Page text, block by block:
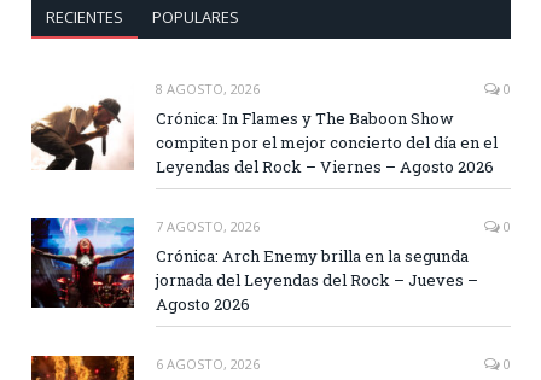
RECIENTES POPULARES
8 AGOSTO, 2026 0
Crónica: In Flames y The Baboon Show
compiten por el mejor concierto del día en el
Leyendas del Rock – Viernes – Agosto 2026
7 AGOSTO, 2026 0
Crónica: Arch Enemy brilla en la segunda
jornada del Leyendas del Rock – Jueves –
Agosto 2026
6 AGOSTO, 2026 0